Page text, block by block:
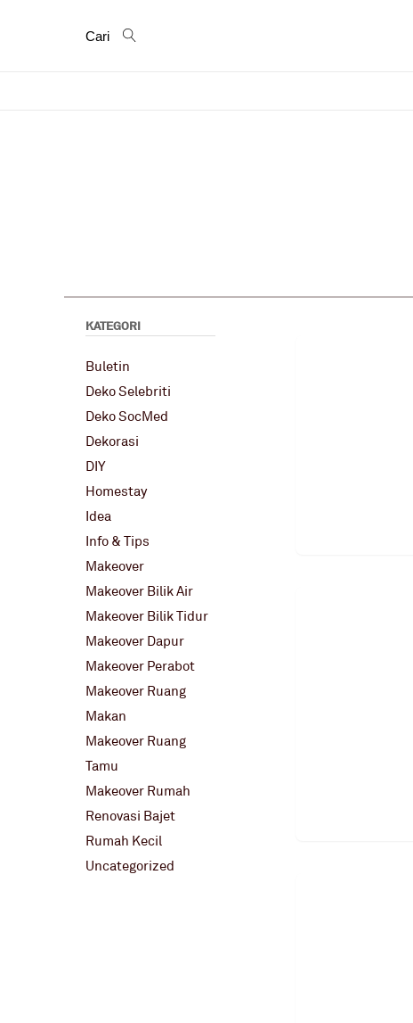
Cari
KATEGORI
Buletin
Deko Selebriti
Deko SocMed
Dekorasi
DIY
Homestay
Idea
Info & Tips
Makeover
Makeover Bilik Air
Makeover Bilik Tidur
Makeover Dapur
Makeover Perabot
Makeover Ruang
Makan
Makeover Ruang
Tamu
Makeover Rumah
Renovasi Bajet
Rumah Kecil
Uncategorized